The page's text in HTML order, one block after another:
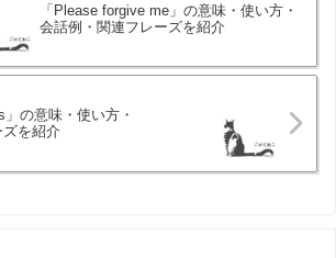
「Please forgive me」の意味・使い方・
会話例・関連フレーズを紹介
」の意味・使い方・
を紹介